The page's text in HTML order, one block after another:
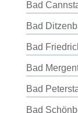
Bad
Bad
Bad
Bad
Bad
Bad